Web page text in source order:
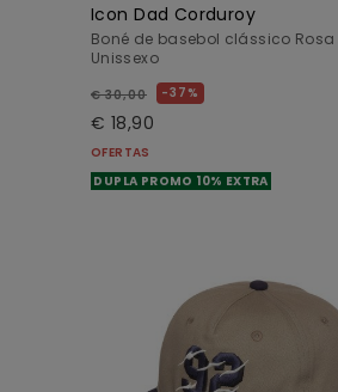
Icon Dad Corduroy
Boné de basebol clássico Rosa
Unissexo
€ 30,00 37%
€ 18,90
OFERTAS
DUPLA PROMO 10% EXTRA